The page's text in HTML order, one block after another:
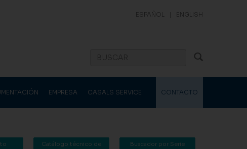
ESPAÑOL | ENGLISH
EMPRESA CASALS SERVICE CONTACTO
Buscador por Serie
Catálogo técnico de